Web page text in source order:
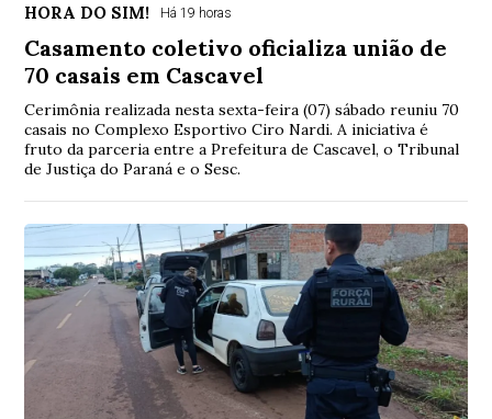
HORA DO SIM! Há 19 horas
Casamento coletivo oficializa união de
70 casais em Cascavel
Cerimônia realizada nesta sexta-feira (07) sábado reuniu 70
casais no Complexo Esportivo Ciro Nardi. A iniciativa é
fruto da parceria entre a Prefeitura de Cascavel, o Tribunal
de Justiça do Paraná e o Sesc.